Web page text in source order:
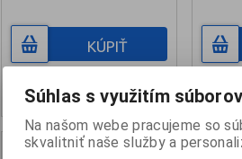
KÚPIŤ
skladom: 3ks
Súhlas s využitím
Na našom webe pracujeme so
skvalitniť naše služby a